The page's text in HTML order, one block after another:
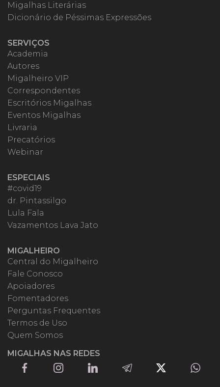
Migalhas Literárias
Dicionário de Péssimas Expressões
SERVIÇOS
Academia
Autores
Migalheiro VIP
Correspondentes
Escritórios Migalhas
Eventos Migalhas
Livraria
Precatórios
Webinar
ESPECIAIS
#covid19
dr. Pintassilgo
Lula Fala
Vazamentos Lava Jato
MIGALHEIRO
Central do Migalheiro
Fale Conosco
Apoiadores
Fomentadores
Perguntas Frequentes
Termos de Uso
Quem Somos
MIGALHAS NAS REDES